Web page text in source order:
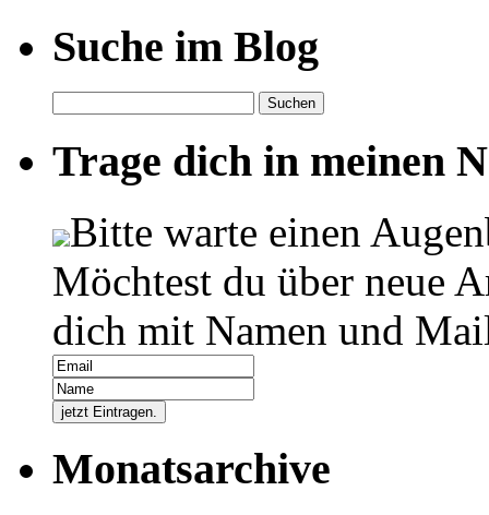
Suche im Blog
nach:
Trage dich in meinen
Bitte warte einen
Möchtest du über neue
dich mit Namen und
Monatsarchive